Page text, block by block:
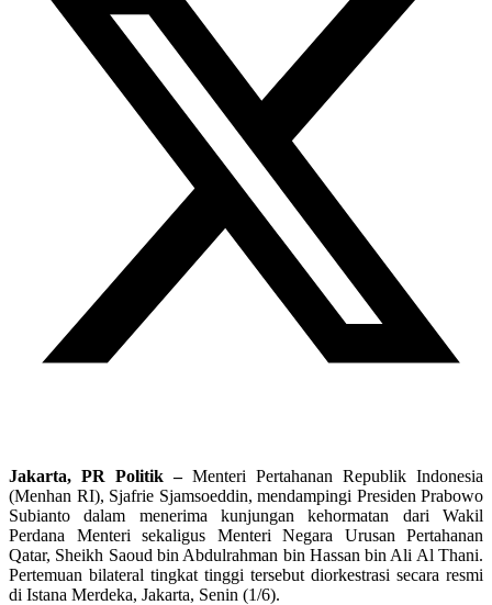
Jakarta, PR Politik – Menteri Pertahanan Republik Indonesia
(Menhan RI), Sjafrie Sjamsoeddin, mendampingi Presiden Prabowo
Subianto dalam menerima kunjungan kehormatan dari Wakil
Perdana Menteri sekaligus Menteri Negara Urusan Pertahanan
Qatar, Sheikh Saoud bin Abdulrahman bin Hassan bin Ali Al Thani.
Pertemuan bilateral tingkat tinggi tersebut diorkestrasi secara resmi
di Istana Merdeka, Jakarta, Senin (1/6).